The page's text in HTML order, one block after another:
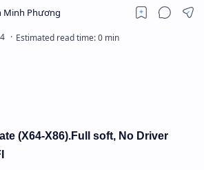
(X64-X86).Full soft, No Driver